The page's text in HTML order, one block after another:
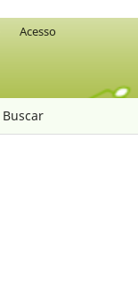
Buscar
Acesso